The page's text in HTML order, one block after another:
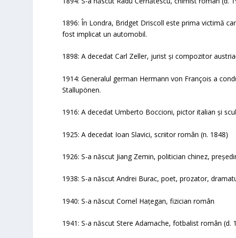
1896: În Londra, Bridget Driscoll este prima victimă
fost implicat un automobil.
1898: A decedat Carl Zeller, jurist și compozitor
1914: Generalul german Hermann von François a
Stallupönen.
1916: A decedat Umberto Boccioni, pictor italian și
1925: A decedat Ioan Slavici, scriitor român (n. 1848)
1926: S-a născut Jiang Zemin, politician chinez,
1938: S-a născut Andrei Burac, poet, prozator,
1940: S-a născut Cornel Hațegan, fizician român
1941: S-a născut Stere Adamache, fotbalist român (d.